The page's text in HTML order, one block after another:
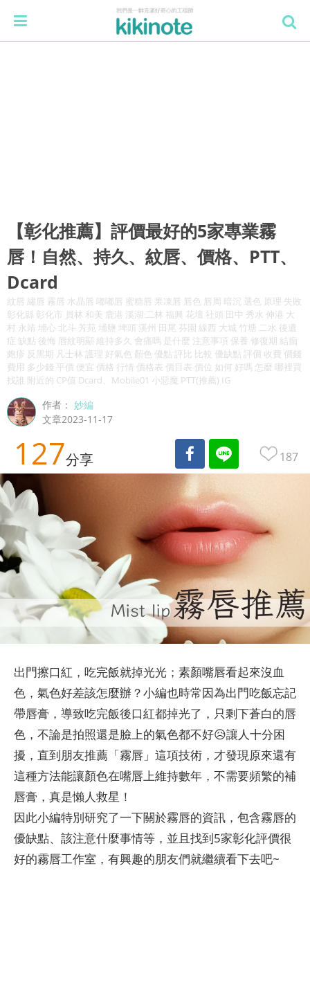
【彰化推薦】評價最好的5家專業霧
唇！自然、持久、紋唇、價格、PTT、
Dcard
紋唇 繡唇 霧唇 水晶唇 嘟嘟唇 蜜糖唇 果凍唇 唇色 唇周 暗沉 選色 原理 失敗
彰化縣 彰化市 員林 和美 鹿港 溪湖 二林 福興 花壇 社頭 田中 秀水 伸港 大
村 永靖 埔心 北斗 芳苑 埔鹽 埤頭 溪州 田尾 芬園 線西 大城 竹塘 二水 後遺
症 缺點 後悔 唇紋明顯 維持多久 會痛嗎 是什麼 注意事項 保養 修復期 結痂
皰疹 反黑期 凡士林 護理 好氣色 顏色 優點 評比 比較 優缺點 評價 收費 價錢
費用 多少錢 平價 便宜 價格 行情 價格表 價目表 價位 如何 好嗎 怎麼 哪裡買
找誰 附近的 CP值 Dcard、Mobile01 小惡魔 PTT(推薦) IG
作者：妙編
文章2023-11-17
127分享 187
出門擦口紅，吃完飯就掉光光；素顏嘴唇看起來沒血
色，氣色好差該怎麼辦？小編也時常因為出門吃飯忘記
帶唇膏，導致吃完飯後口紅都掉光了，只剩下蒼白的唇
色，不論是拍照還是臉上的氣色都不好😥讓人十分困
擾，直到朋友推薦「霧唇」這項技術，才發現原來還有
這種方法能讓顏色在嘴唇上維持數年，不需要頻繁的補
唇膏，真是懶人救星！
因此小編特別研究了一下關於霧唇的資訊，包含霧唇的
優缺點、該注意什麼事情等，並且找到5家彰化評價很
好的霧唇工作室，有興趣的朋友們就繼續看下去吧~